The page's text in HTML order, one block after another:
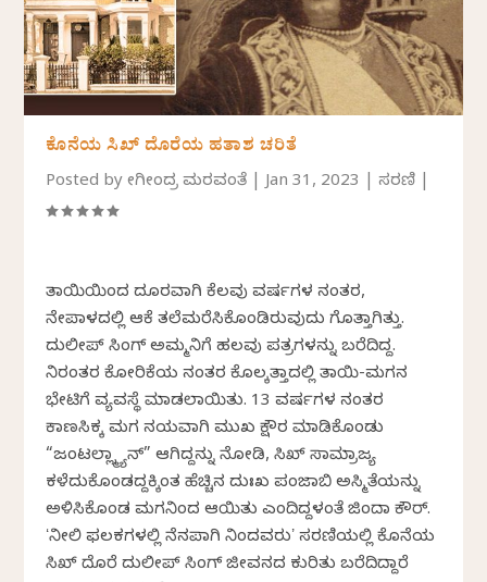
ಕೊನೆಯ ಸಿಖ್ ದೊರೆಯ ಹತಾಶ ಚರಿತೆ
Posted byಯೋಗೀಂದ್ರ ಮರವಂತೆ |Jan 31, 2023 |ಸರಣಿ
ತಾಯಿಯಿಂದ ದೂರವಾಗಿ ಕೆಲವು ವರ್ಷಗಳ ನಂತರ,
ನೇಪಾಳದಲ್ಲಿ ಆಕೆ ತಲೆಮರೆಸಿಕೊಂಡಿರುವುದು ಗೊತ್ತಾಗಿತ್ತು.
ದುಲೀಪ್ ಸಿಂಗ್ ಅಮ್ಮನಿಗೆ ಹಲವು ಪತ್ರಗಳನ್ನು ಬರೆದಿದ್ದ.
ನಿರಂತರ ಕೋರಿಕೆಯ ನಂತರ ಕೊಲ್ಕತ್ತಾದಲ್ಲಿ ತಾಯಿ-ಮಗನ
ಭೇಟಿಗೆ ವ್ಯವಸ್ಥೆ ಮಾಡಲಾಯಿತು. 13 ವರ್ಷಗಳ ನಂತರ
ಕಾಣಸಿಕ್ಕ ಮಗ ನಯವಾಗಿ ಮುಖ ಕ್ಷೌರ ಮಾಡಿಕೊಂಡು
“ಜಂಟಲ್ಲ್ಮ್ಯಾನ್” ಆಗಿದ್ದನ್ನು ನೋಡಿ, ಸಿಖ್ ಸಾಮ್ರಾಜ್ಯ
ಕಳೆದುಕೊಂಡದ್ದಕ್ಕಿಂತ ಹೆಚ್ಚಿನ ದುಃಖ ಪಂಜಾಬಿ ಅಸ್ಮಿತೆಯನ್ನು
ಅಳಿಸಿಕೊಂಡ ಮಗನಿಂದ ಆಯಿತು ಎಂದಿದ್ದಳಂತೆ ಜಿಂದಾ ಕೌರ್.
ʻನೀಲಿ ಫಲಕಗಳಲ್ಲಿ ನೆನಪಾಗಿ ನಿಂದವರುʼ ಸರಣಿಯಲ್ಲಿ ಕೊನೆಯ
ಸಿಖ್ ದೊರೆ ದುಲೀಪ್ ಸಿಂಗ್ ಜೀವನದ ಕುರಿತು ಬರೆದಿದ್ದಾರೆ